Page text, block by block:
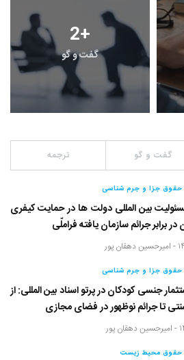
2+
گفت و گو
گفت و گو ترجمه
حقوق جزا و جرم شناسی
بین المللی دولت ها در حمایت کیفری
در برابر جرائم سازمان یافته فراملّی
- امیرحسین دهقان پور
حقوق جزا و جرم شناسی
جنسی کودکان در پرتو اسناد بین المللی: از
تا جرائم نوظهور در فضای مجازی
- امیرحسین دهقان پور
حقوق محیط زیست